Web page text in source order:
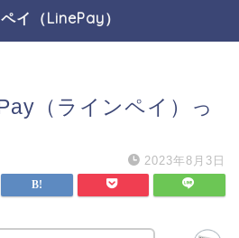
イ（LinePay）
（ラインペイ）っ
2023年8月3日